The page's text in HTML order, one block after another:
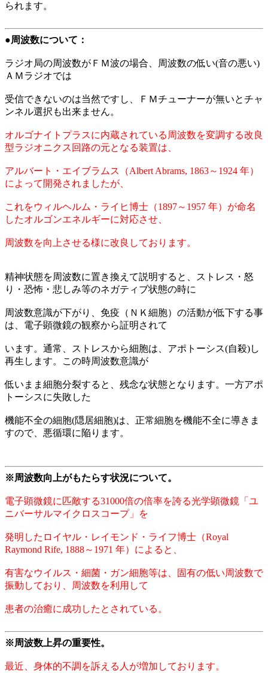
られます。
●周波数について：
ラジオ局の周波数がＦＭ波の場合、周波数の低い(音の悪い)
ＡＭラジオでは
受信できないのは当然ですし、ＦＭチューナーが無いとチャ
ンネル選択も出来ません。
オルゴナイトプラスに内蔵されている周波数を変調する改良
型ラジオニクス回路の元となる装置は、
アルバート・エイブラムス（Albert Abrams, 1863～1924 年）
によって開発されましたが、
これをウィルヘルム・ライヒ博士（1897～1957 年）が命名
したオルゴンエネルギーに対応させ、
周波数を向上させる様に改良しております。
精神状態を周波数に置き換えて説明すると、ストレス・怒
り・恐怖・悲しみ等のネガティブ状態の時に
周波数意識が下がり、免疫（ＮＫ細胞）の活動が低下する事
は、電子顕微鏡の観察から証明されて
います。通常、ストレスから細胞は、アポトーシス(自殺)し
再生します。この時周波数意識が
低いまま細胞分裂すると、残念な状態となります。一方アポ
トーシスに失敗した
機能不全の細胞(隠居細胞)は、正常細胞を機能不全に導きま
すので、悪循環に陥ります。
※周波数向上がもたらす状況について。
電子顕微鏡に匹敵する31000倍の倍率を誇る光学顕微鏡「ユ
ニバーサルマイクロスコープ」を
発明したロイヤル・レイモンド・ライフ博士（Royal
Raymond Rife, 1888～1971 年）によると、
有害なウイルス・細菌・ガン細胞等は、固有の低い周波数で
振動しており、周波数を利用して
患者の治癒に成功したとされている。
※周波数上昇の重要性。
最近、身体的不調を訴える人が増加しております。